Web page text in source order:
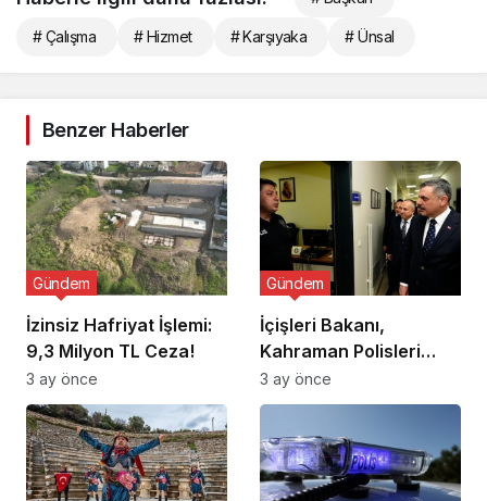
# Çalışma # Hizmet # Karşıyaka # Ünsal
Benzer Haberler
İzinsiz Hafriyat İşlemi:
9,3 Milyon TL Ceza!
Gündem
3 ay önce
İçişleri Bakanı,
Kahraman Polisleri
Ziyaret Etti
Gündem
3 ay önce